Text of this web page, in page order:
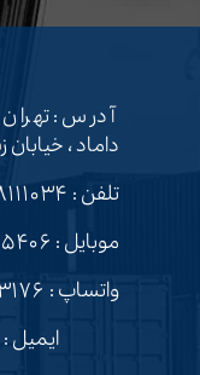
آدرس : تهران ،
داماد ، خیابان زیبا ،
تلفن :
موبایل :
واتساپ :
ایمیل : soltani.trd.soltani@gmail.com